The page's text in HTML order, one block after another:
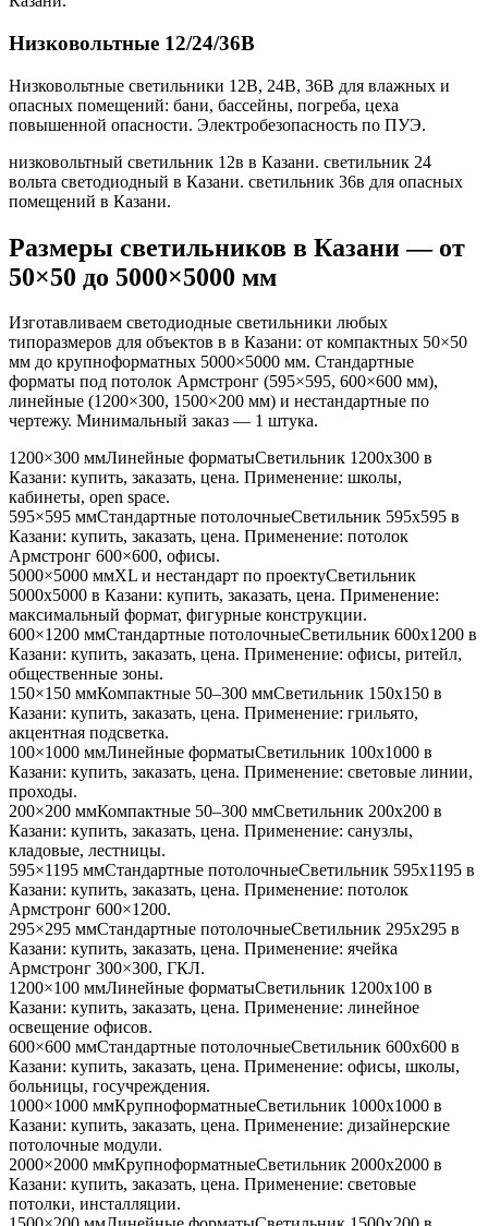
Низковольтные 12/24/36В
Низковольтные светильники 12В, 24В, 36В для влажных и
опасных помещений: бани, бассейны, погреба, цеха
повышенной опасности. Электробезопасность по ПУЭ.
низковольтный светильник 12в в Казани. светильник 24
вольта светодиодный в Казани. светильник 36в для опасных
помещений в Казани.
Размеры светильников в Казани— от
50×50 до 5000×5000 мм
Изготавливаем светодиодные светильники любых
типоразмеров для объектов в в Казани: от компактных 50×50
мм до крупноформатных 5000×5000 мм. Стандартные
форматы под потолок Армстронг (595×595, 600×600 мм),
линейные (1200×300, 1500×200 мм) и нестандартные по
чертежу. Минимальный заказ — 1 штука.
1200×300 ммЛинейные форматыСветильник 1200x300 в
Казани: купить, заказать, цена. Применение: школы,
кабинеты, open space.
595×595 ммСтандартные потолочныеСветильник 595x595 в
Казани: купить, заказать, цена. Применение: потолок
Армстронг 600×600, офисы.
5000×5000 ммXL и нестандарт по проектуСветильник
5000x5000 в Казани: купить, заказать, цена. Применение:
максимальный формат, фигурные конструкции.
600×1200 ммСтандартные потолочныеСветильник 600x1200 в
Казани: купить, заказать, цена. Применение: офисы, ритейл,
общественные зоны.
150×150 ммКомпактные 50–300 ммСветильник 150x150 в
Казани: купить, заказать, цена. Применение: грильято,
акцентная подсветка.
100×1000 ммЛинейные форматыСветильник 100x1000 в
Казани: купить, заказать, цена. Применение: световые линии,
проходы.
200×200 ммКомпактные 50–300 ммСветильник 200x200 в
Казани: купить, заказать, цена. Применение: санузлы,
кладовые, лестницы.
595×1195 ммСтандартные потолочныеСветильник 595x1195 в
Казани: купить, заказать, цена. Применение: потолок
Армстронг 600×1200.
295×295 ммСтандартные потолочныеСветильник 295x295 в
Казани: купить, заказать, цена. Применение: ячейка
Армстронг 300×300, ГКЛ.
1200×100 ммЛинейные форматыСветильник 1200x100 в
Казани: купить, заказать, цена. Применение: линейное
освещение офисов.
600×600 ммСтандартные потолочныеСветильник 600x600 в
Казани: купить, заказать, цена. Применение: офисы, школы,
больницы, госучреждения.
1000×1000 ммКрупноформатныеСветильник 1000x1000 в
Казани: купить, заказать, цена. Применение: дизайнерские
потолочные модули.
2000×2000 ммКрупноформатныеСветильник 2000x2000 в
Казани: купить, заказать, цена. Применение: световые
потолки, инсталляции.